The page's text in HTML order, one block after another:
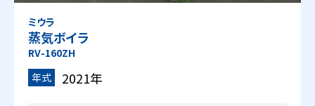
ミウラ
蒸気ボイラ
RV-160ZH
年式
2021年